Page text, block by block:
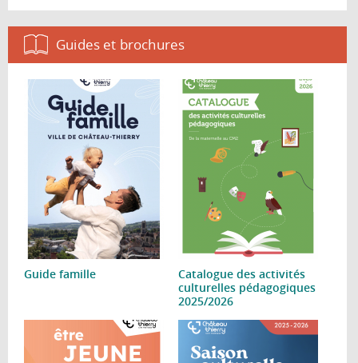
Guides et brochures
Guide famille
Catalogue des activités
culturelles pédagogiques
2025/2026